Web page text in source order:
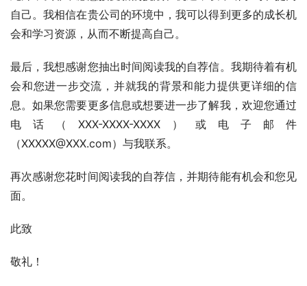
自己。我相信在贵公司的环境中，我可以得到更多的成长机
会和学习资源，从而不断提高自己。
最后，我想感谢您抽出时间阅读我的自荐信。我期待着有机
会和您进一步交流，并就我的背景和能力提供更详细的信
息。如果您需要更多信息或想要进一步了解我，欢迎您通过
电话（XXX-XXXX-XXXX）或电子邮件
（XXXXX@XXX.com）与我联系。
再次感谢您花时间阅读我的自荐信，并期待能有机会和您见
面。
此致
敬礼！